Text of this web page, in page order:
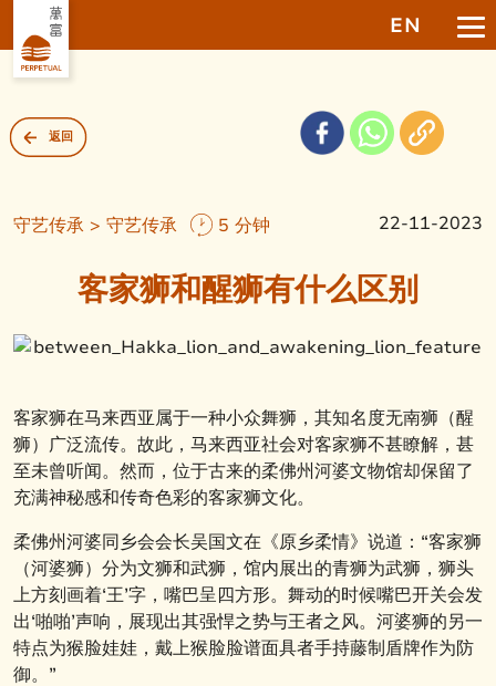
EN
返回
守艺传承 > 守艺传承 5 分钟 22-11-2023
客家狮和醒狮有什么区别
客家狮在马来西亚属于一种小众舞狮，其知名度无南狮（醒
狮）广泛流传。故此，马来西亚社会对客家狮不甚瞭解，甚
至未曾听闻。然而，位于古来的柔佛州河婆文物馆却保留了
充满神秘感和传奇色彩的客家狮文化。
柔佛州河婆同乡会会长吴国文在《原乡柔情》说道：“客家狮
（河婆狮）分为文狮和武狮，馆内展出的青狮为武狮，狮头
上方刻画着‘王’字，嘴巴呈四方形。舞动的时候嘴巴开关会发
出‘啪啪’声响，展现出其强悍之势与王者之风。河婆狮的另一
特点为猴脸娃娃，戴上猴脸脸谱面具者手持藤制盾牌作为防
御。”